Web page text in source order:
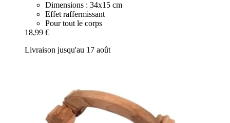
Dimensions : 34x15 cm
Effet raffermissant
Pour tout le corps
18,99 €
Livraison jusqu'au 17 août